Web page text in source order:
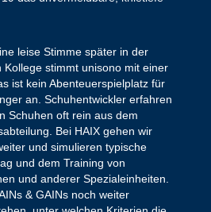
leise Stimme später in der
Kollege stimmt unisono mit einer
ist kein Abenteuerspielplatz für
an. Schuhentwickler erfahren
Schuhen oft rein aus dem
Bei HAIX gehen wir
und simulieren typische
und dem Training von
und anderer Spezialeinheiten.
& GAINs noch weiter